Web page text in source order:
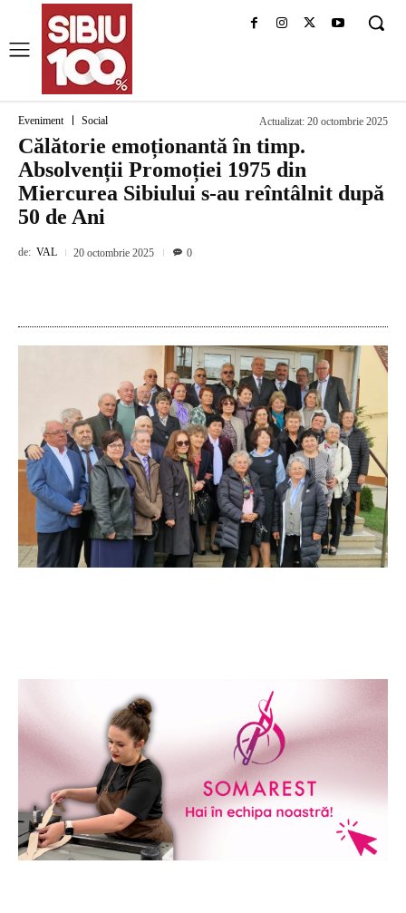
Eveniment Social Actualizat: 20 octombrie 2025
Călătorie emoționantă în timp.
Absolvenții Promoției 1975 din
Miercurea Sibiului s-au reîntâlnit după
50 de Ani
de: VAL 20 octombrie 2025 0